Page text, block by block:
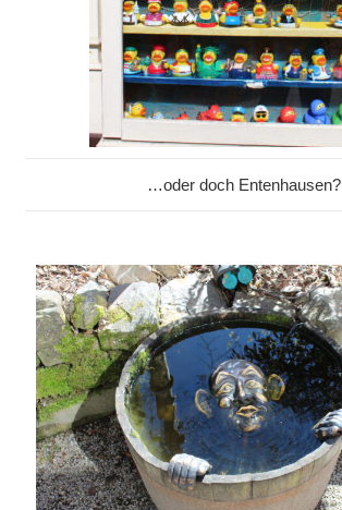
…oder doch Entenhausen?